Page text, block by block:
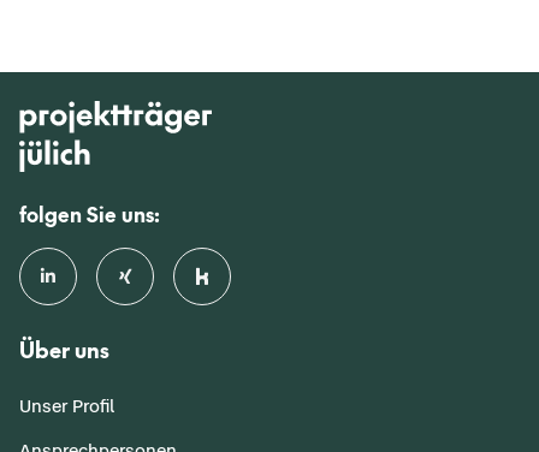
folgen Sie uns:
Über uns
Unser Profil